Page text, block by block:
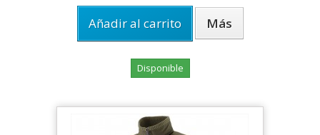
Añadir al carrito Más
Disponible